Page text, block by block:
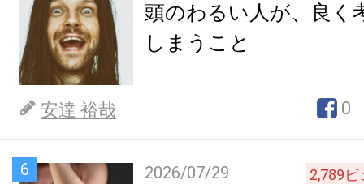
頭のわるい人が、良く
しまうこと
安達 裕哉 0
6 2026/07/29 2,789ビ